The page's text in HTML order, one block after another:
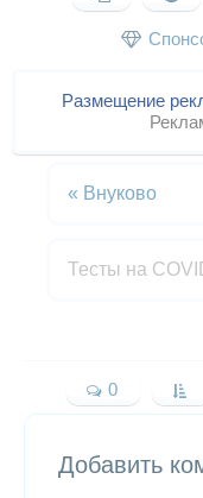
Размещение
« Внуково
Тесты на
0
Добавить